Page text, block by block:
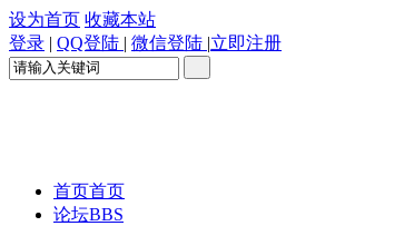
设为首页 收藏本站
登录 | QQ登陆 | 微信登陆 |立即注册
首页首页
论坛BBS